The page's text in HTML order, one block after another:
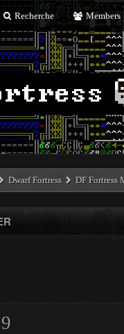
Recherche Members
Dwarf Fortress DF Fortress